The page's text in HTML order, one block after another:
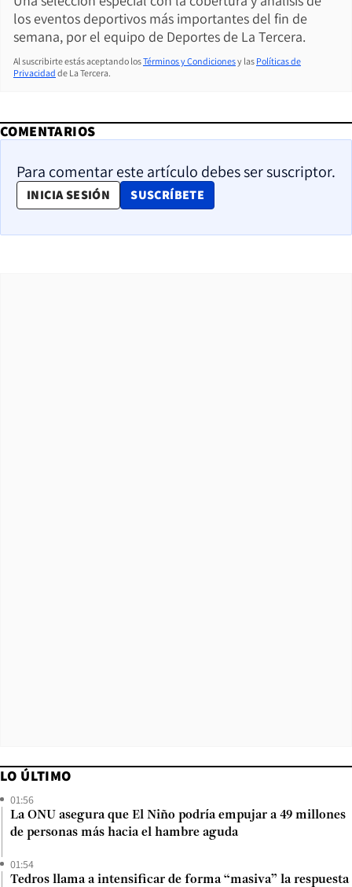
los eventos deportivos más importantes del fin de
semana, por el equipo de Deportes de La Tercera.
Al suscribirte estás aceptando losTérminos y Condicionesy las Políticas de
Privacidad de La Tercera.
COMENTARIOS
Para comentar este artículo debes ser suscriptor.
INICIA SESIÓN SUSCRÍBETE
OPENS IN NEW WINDOW
LO ÚLTIMO
01:56
La ONU asegura que El Niño podría empujar a 49 millones
de personas más hacia el hambre aguda
01:54
Tedros llama a intensificar de forma “masiva” la respuesta